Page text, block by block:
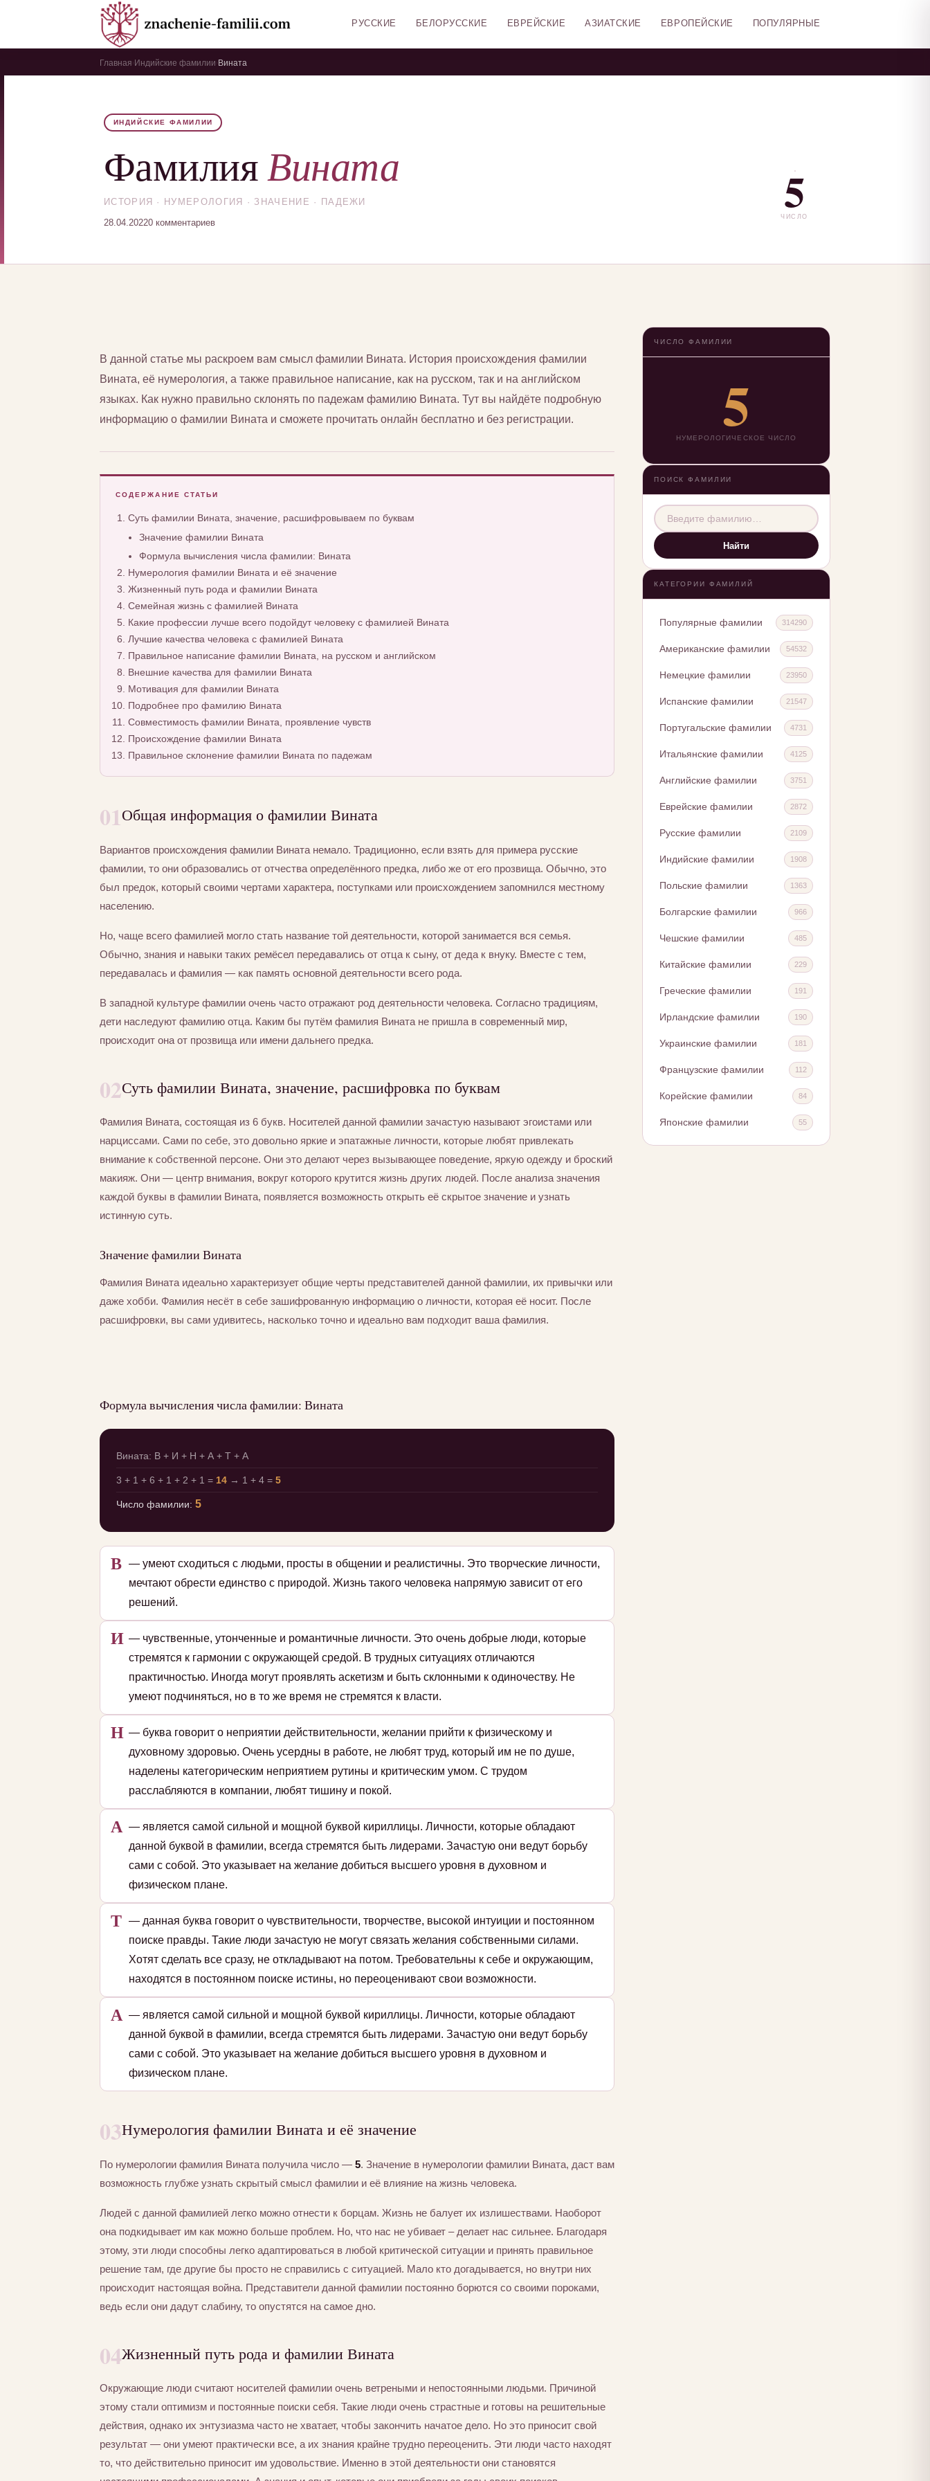
РУССКИЕ БЕЛОРУССКИЕ ЕВРЕЙСКИЕ АЗИАТСКИЕ ЕВРОПЕЙСКИЕ ПОПУЛЯРНЫЕ
Главная Индийские фамилии Вината
ИНДИЙСКИЕ ФАМИЛИИ
ФамилияВината
ИСТОРИЯ · НУМЕРОЛОГИЯ · ЗНАЧЕНИЕ · ПАДЕЖИ
28.04.20220 комментариев
5
ЧИСЛО
В данной статье мы раскроем вам смысл фамилии Вината. История происхождения фамилии
Вината, её нумерология, а также правильное написание, как на русском, так и на английском
языках. Как нужно правильно склонять по падежам фамилию Вината. Тут вы найдёте подробную
информацию о фамилии Вината и сможете прочитать онлайн бесплатно и без регистрации.
СОДЕРЖАНИЕ СТАТЬИ
Суть фамилии Вината, значение, расшифровываем по буквам
Значение фамилии Вината
Формула вычисления числа фамилии: Вината
Нумерология фамилии Вината и её значение
Жизненный путь рода и фамилии Вината
Семейная жизнь с фамилией Вината
Какие профессии лучше всего подойдут человеку с фамилией Вината
Лучшие качества человека с фамилией Вината
Правильное написание фамилии Вината, на русском и английском
Внешние качества для фамилии Вината
Мотивация для фамилии Вината
Подробнее про фамилию Вината
Совместимость фамилии Вината, проявление чувств
Происхождение фамилии Вината
Правильное склонение фамилии Вината по падежам
01Общая информация о фамилии Вината
Вариантов происхождения фамилии Вината немало. Традиционно, если взять для примера русские
фамилии, то они образовались от отчества определённого предка, либо же от его прозвища. Обычно, это
был предок, который своими чертами характера, поступками или происхождением запомнился местному
населению.
Но, чаще всего фамилией могло стать название той деятельности, которой занимается вся семья.
Обычно, знания и навыки таких ремёсел передавались от отца к сыну, от деда к внуку. Вместе с тем,
передавалась и фамилия — как память основной деятельности всего рода.
В западной культуре фамилии очень часто отражают род деятельности человека. Согласно традициям,
дети наследуют фамилию отца. Каким бы путём фамилия Вината не пришла в современный мир,
происходит она от прозвища или имени дальнего предка.
02Суть фамилии Вината, значение, расшифровка по буквам
Фамилия Вината, состоящая из 6 букв. Носителей данной фамилии зачастую называют эгоистами или
нарциссами. Сами по себе, это довольно яркие и эпатажные личности, которые любят привлекать
внимание к собственной персоне. Они это делают через вызывающее поведение, яркую одежду и броский
макияж. Они — центр внимания, вокруг которого крутится жизнь других людей. После анализа значения
каждой буквы в фамилии Вината, появляется возможность открыть её скрытое значение и узнать
истинную суть.
Значение фамилии Вината
Фамилия Вината идеально характеризует общие черты представителей данной фамилии, их привычки или
даже хобби. Фамилия несёт в себе зашифрованную информацию о личности, которая её носит. После
расшифровки, вы сами удивитесь, насколько точно и идеально вам подходит ваша фамилия.
Формула вычисления числа фамилии: Вината
Вината: В + И + Н + А + Т + А
3 + 1 + 6 + 1 + 2 + 1 = 14 → 1 + 4 = 5
Число фамилии: 5
В — умеют сходиться с людьми, просты в общении и реалистичны. Это творческие личности,
мечтают обрести единство с природой. Жизнь такого человека напрямую зависит от его
решений.
И — чувственные, утонченные и романтичные личности. Это очень добрые люди, которые
стремятся к гармонии с окружающей средой. В трудных ситуациях отличаются
практичностью. Иногда могут проявлять аскетизм и быть склонными к одиночеству. Не
умеют подчиняться, но в то же время не стремятся к власти.
Н — буква говорит о неприятии действительности, желании прийти к физическому и
духовному здоровью. Очень усердны в работе, не любят труд, который им не по душе,
наделены категорическим неприятием рутины и критическим умом. С трудом
расслабляются в компании, любят тишину и покой.
А — является самой сильной и мощной буквой кириллицы. Личности, которые обладают
данной буквой в фамилии, всегда стремятся быть лидерами. Зачастую они ведут борьбу
сами с собой. Это указывает на желание добиться высшего уровня в духовном и
физическом плане.
Т — данная буква говорит о чувствительности, творчестве, высокой интуиции и постоянном
поиске правды. Такие люди зачастую не могут связать желания собственными силами.
Хотят сделать все сразу, не откладывают на потом. Требовательны к себе и окружающим,
находятся в постоянном поиске истины, но переоценивают свои возможности.
А — является самой сильной и мощной буквой кириллицы. Личности, которые обладают
данной буквой в фамилии, всегда стремятся быть лидерами. Зачастую они ведут борьбу
сами с собой. Это указывает на желание добиться высшего уровня в духовном и
физическом плане.
03Нумерология фамилии Вината и её значение
По нумерологии фамилия Вината получила число — 5. Значение в нумерологии фамилии Вината, даст вам
возможность глубже узнать скрытый смысл фамилии и её влияние на жизнь человека.
Людей с данной фамилией легко можно отнести к борцам. Жизнь не балует их излишествами. Наоборот
она подкидывает им как можно больше проблем. Но, что нас не убивает – делает нас сильнее. Благодаря
этому, эти люди способны легко адаптироваться в любой критической ситуации и принять правильное
решение там, где другие бы просто не справились с ситуацией. Мало кто догадывается, но внутри них
происходит настоящая война. Представители данной фамилии постоянно борются со своими пороками,
ведь если они дадут слабину, то опустятся на самое дно.
04Жизненный путь рода и фамилии Вината
Окружающие люди считают носителей фамилии очень ветреными и непостоянными людьми. Причиной
этому стали оптимизм и постоянные поиски себя. Такие люди очень страстные и готовы на решительные
действия, однако их энтузиазма часто не хватает, чтобы закончить начатое дело. Но это приносит свой
результат — они умеют практически все, а их знания крайне трудно переоценить. Эти люди часто находят
то, что действительно приносит им удовольствие. Именно в этой деятельности они становятся
ЧИСЛО ФАМИЛИИ
5
НУМЕРОЛОГИЧЕСКОЕ ЧИСЛО
ПОИСК ФАМИЛИИ
Найти
КАТЕГОРИИ ФАМИЛИЙ
Популярные фамилии 314290
Американские фамилии 54532
Немецкие фамилии 23950
Испанские фамилии 21547
Португальские фамилии 4731
Итальянские фамилии 4125
Английские фамилии 3751
Еврейские фамилии 2872
Русские фамилии 2109
Индийские фамилии 1908
Польские фамилии 1363
Болгарские фамилии 966
Чешские фамилии 485
Китайские фамилии 229
Греческие фамилии 191
Ирландские фамилии 190
Украинские фамилии 181
Французские фамилии 112
Корейские фамилии 84
Японские фамилии 55